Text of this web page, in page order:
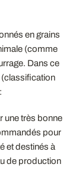
en grains
(comme
Dans ce
(classification
une très bonne
pour
et destinés à
de production